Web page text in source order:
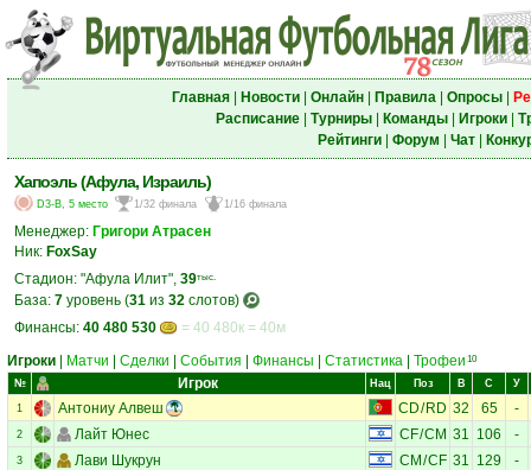
Главная| Новости| Онлайн| Правила| Опросы|
Расписание| Турниры| Команды| Игроки|
Рейтинги| Форум Чат|
Хапоэль (Афула, Израиль)
D3-B, 5 место 1/32 финала 1/16 финала
Менеджер: Григори Атрасен
Ник: FoxSay
Стадион: "Афула Илит", 39тыс.
База: 7 уровень (31 из 32 слотов)
Финансы: 40 480 530
= 40 480к = 40м
Игроки
Матчи Сделки События Финансы Статистика Трофеи 10
№ Игрок Нац Поз В С У
1 Антониу Алвеш CD/ RD 32 65 -
2 Лайт Юнес CF/CM 31 106 -
3 Лави Шукрун CM /CF 31 129 -